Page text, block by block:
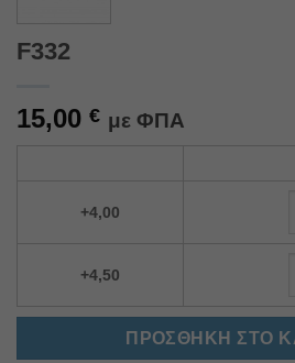
F332
15,00 € με ΦΠΑ
+4,00
+4,50
ΠΡΟΣΘΉΚΗ ΣΤΟ